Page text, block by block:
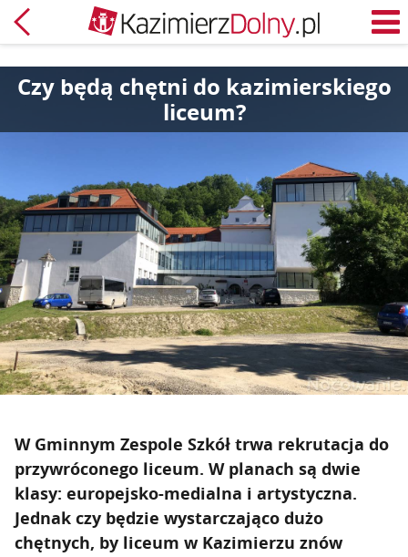
Powrót
Czy będą chętni do kazimierskiego
liceum?
W Gminnym Zespole Szkół trwa rekrutacja do
przywróconego liceum. W planach są dwie
klasy: europejsko-medialna i artystyczna.
Jednak czy będzie wystarczająco dużo
chętnych, by liceum w Kazimierzu znów